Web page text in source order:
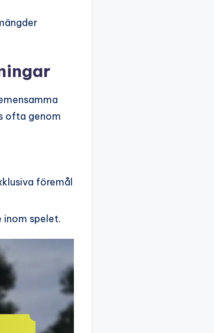
ofta genom
föremål
inom spelet.